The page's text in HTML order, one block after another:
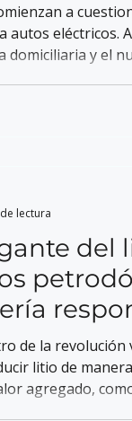
a
autos eléctricos.
domiciliaria y el
del
de la revolución
litio de
agregado,
lectura